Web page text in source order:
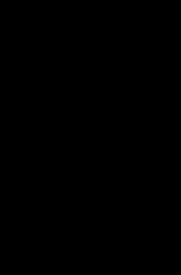
туда прилетели
и слив был по сути
- за 8 месяцев Зеленский
спецслужбы, уничтожил
ввиду явных и
политики
- проходной двор для
в армии и в
стала еще более низкого
лишь за 8 месяцев.
на нашей границе …